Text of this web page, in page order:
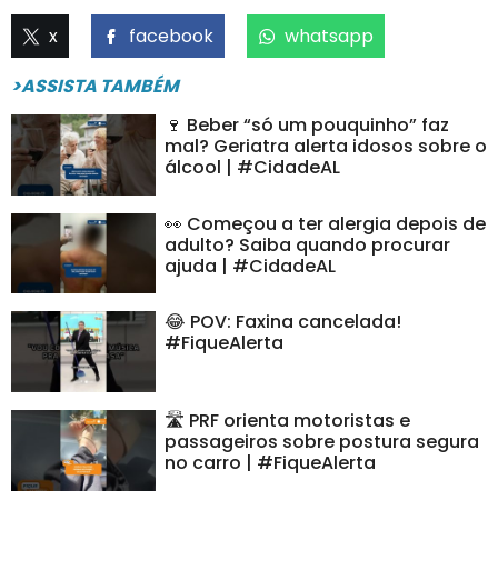
x facebook
whatsapp
>ASSISTA TAMBÉM
🍷 Beber “só um pouquinho” faz
mal? Geriatra alerta idosos sobre o
álcool | #CidadeAL
👀 Começou a ter alergia depois de
adulto? Saiba quando procurar
ajuda | #CidadeAL
😂 POV: Faxina cancelada!
#FiqueAlerta
🛣️ PRF orienta motoristas e
passageiros sobre postura segura
no carro | #FiqueAlerta